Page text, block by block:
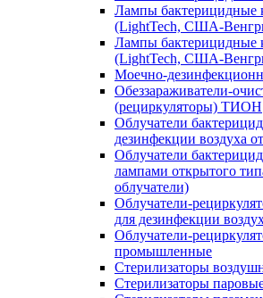
Лампы бактерицидные
(LightTech, США-
Лампы бактерицидные
(LightTech, США-
Моечно-
Обеззараживатели-
(рециркуляторы) ТИОН
Облучатели
дезинфекции воздуха
Облучатели
лампами открытого
облучатели)
Облучатели-
для дезинфекции
Облучатели-
промышленные
Стерилизаторы
Стерилизаторы